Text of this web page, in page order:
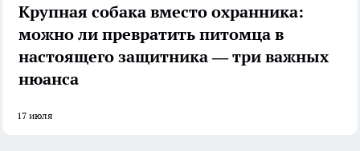
Крупная собака вместо охранника:
можно ли превратить питомца в
настоящего защитника — три важных
нюанса
17 июля